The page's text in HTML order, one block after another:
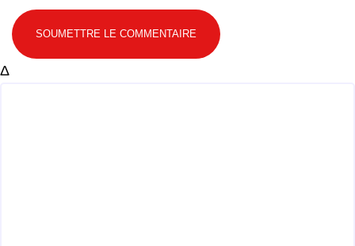
SOUMETTRE LE COMMENTAIRE
Δ